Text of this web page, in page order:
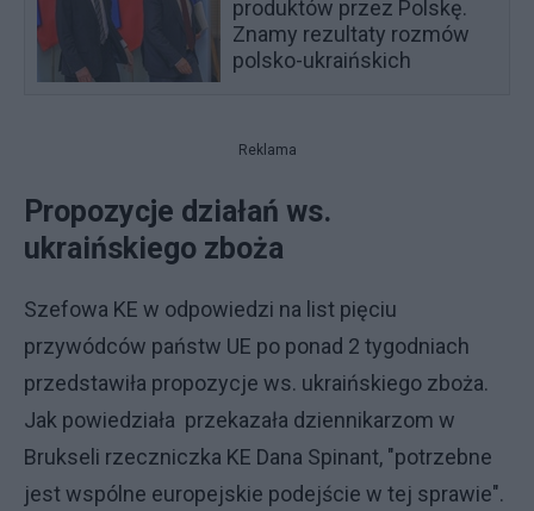
produktów przez Polskę.
Znamy rezultaty rozmów
polsko-ukraińskich
Reklama
Propozycje działań ws.
ukraińskiego zboża
Szefowa KE w odpowiedzi na list pięciu
przywódców państw UE po ponad 2 tygodniach
przedstawiła propozycje ws. ukraińskiego zboża.
Jak powiedziała przekazała dziennikarzom w
Brukseli rzeczniczka KE Dana Spinant, "potrzebne
jest wspólne europejskie podejście w tej sprawie".